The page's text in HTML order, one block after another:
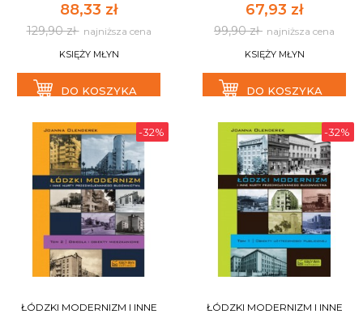
88,33 zł
129,90 zł najniższa cena
KSIĘŻY MŁYN
DO KOSZYKA
67,93 zł
99,90 zł najniższa cena
KSIĘŻY MŁYN
DO KOSZYKA
-32%
ŁÓDZKI MODERNIZM I INNE
-32%
ŁÓDZKI MODERNIZM I INNE